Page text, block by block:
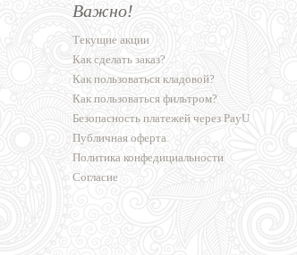
Важно!
Текущие акции
Как сделать заказ?
Как пользоваться кладовой?
Как пользоваться фильтром?
Безопасность платежей через PayU
Публичная оферта
Политика конфедициальности
Согласие